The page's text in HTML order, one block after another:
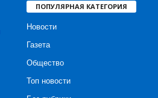
ПОПУЛЯРНАЯ КАТЕГОРИЯ
Новости
Газета
Общество
Топ новости